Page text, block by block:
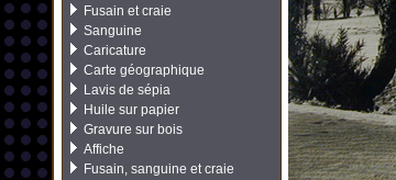
Fusain et craie
Sanguine
Caricature
Carte géographique
Lavis de sépia
Huile sur papier
Gravure sur bois
Affiche
Fusain, sanguine et craie